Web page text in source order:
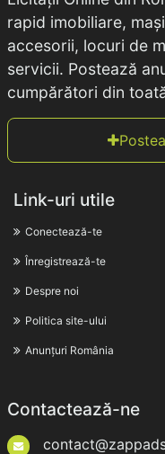
rapid imobiliare,
accesorii, locuri de
servicii. Postează
cumpărători din
Link-uri utile
Conectează-te
Înregistrează-te
Despre noi
Politica site-ului
Anunțuri România
Contactează-ne